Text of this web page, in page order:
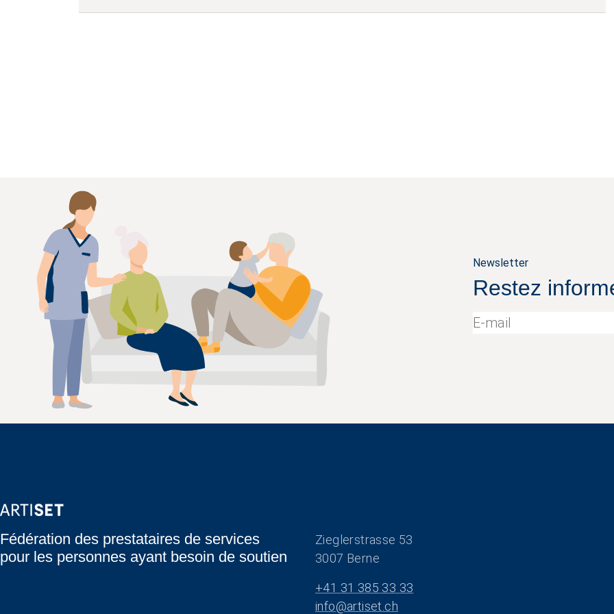
Newsletter
Restez
ARTISET
Fédération des prestataires de services
pour les personnes ayant besoin de soutien
Zieglerstrasse 53
3007 Berne
+41 31 385 33 33
info@artiset.ch